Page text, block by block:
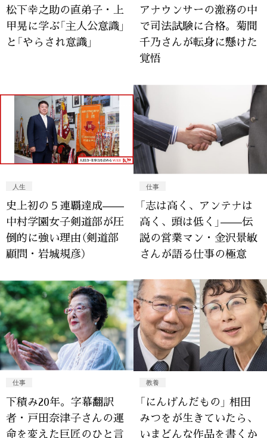
松下幸之助の直弟子・上
甲晃に学ぶ「主人公意識」
と「やらされ意識」
アナウンサーの激務の中
で司法試験に合格。菊間
千乃さんが転身に懸けた
覚悟
人生
史上初の５連覇達成——
中村学園女子剣道部が圧
倒的に強い理由（剣道部
顧問・岩城規彦）
仕事
「志は高く、アンテナは
高く、頭は低く」——伝
説の営業マン・金沢景敏
さんが語る仕事の極意
仕事
下積み20年。字幕翻訳
者・戸田奈津子さんの運
命を変えた巨匠のひと言
教養
「にんげんだもの」 相田
みつをが生きていたら、
いまどんな作品を書くか